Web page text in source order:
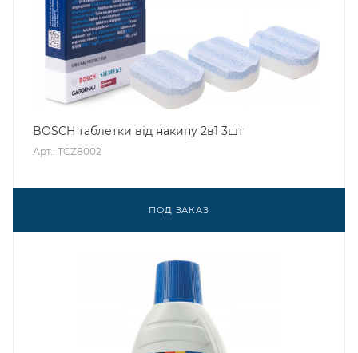
BOSCH таблетки від накипу 2в1 3шт
Арт.: TCZ8002
ПОД ЗАКАЗ